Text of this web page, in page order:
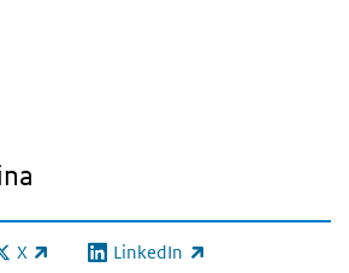
X link) LinkedIn
(externe link)